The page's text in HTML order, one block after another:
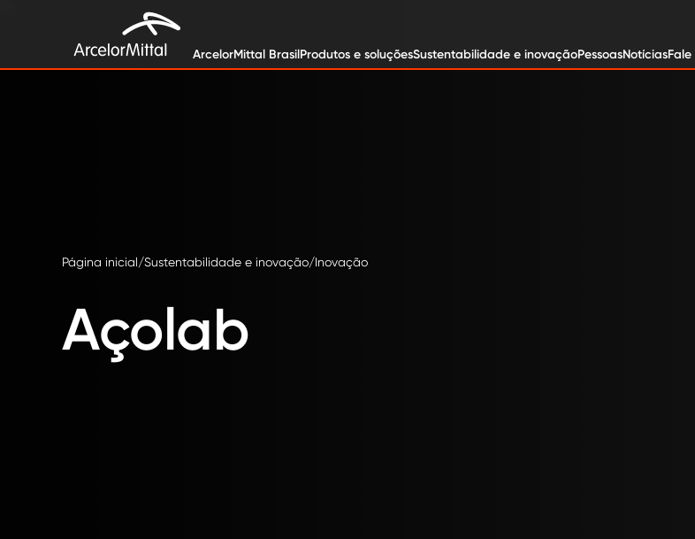
ArcelorMittal BrasilProdutos e soluçõesSustentabilidade e inovaçãoPessoasNotícias
Página inicial Sustentabilidade e inovação Inovação
Açolab